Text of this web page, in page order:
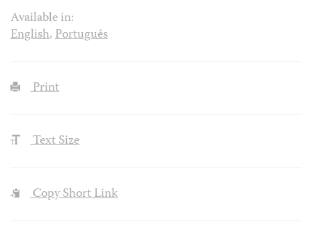
Available in:
English,Português
Print
Text Size
Copy Short Link